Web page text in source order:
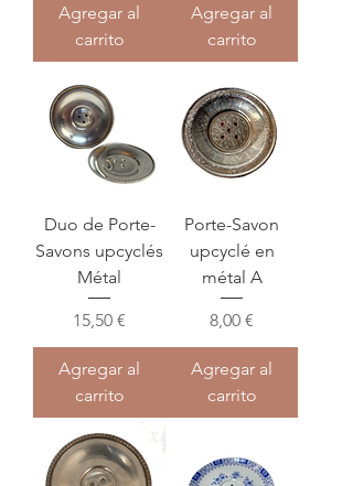
Agregar al
carrito
Agregar al
carrito
Duo de Porte-
Savons upcyclés
Métal
Precio
15,50 €
Agregar al
carrito
Porte-Savon
upcyclé en
métal A
Precio
8,00 €
Agregar al
carrito